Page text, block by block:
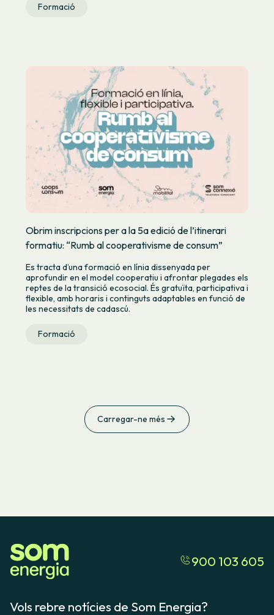
Formació
Obrim inscripcions per a la 5a edició de l’itinerari
formatiu: “Rumb al cooperativisme de consum”
Es tracta d’una formació en línia dissenyada per
aprofundir en el model cooperatiu i afrontar plegades els
reptes de la transició ecosocial. És gratuïta, participativa i
flexible, amb horaris i continguts adaptables en funció de
les necessitats de cadascú.
Formació
Carregar-ne més
900 103 605
Vols rebre notícies de Som Energia?